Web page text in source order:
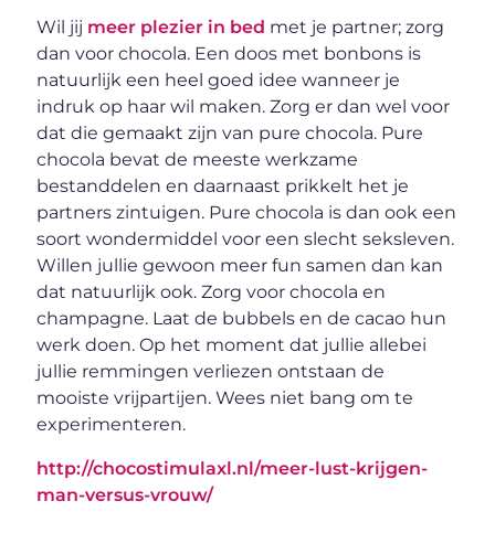
Wil jij meer plezier in bed met je partner; zorg
dan voor chocola. Een doos met bonbons is
natuurlijk een heel goed idee wanneer je
indruk op haar wil maken. Zorg er dan wel voor
dat die gemaakt zijn van pure chocola. Pure
chocola bevat de meeste werkzame
bestanddelen en daarnaast prikkelt het je
partners zintuigen. Pure chocola is dan ook een
soort wondermiddel voor een slecht seksleven.
Willen jullie gewoon meer fun samen dan kan
dat natuurlijk ook. Zorg voor chocola en
champagne. Laat de bubbels en de cacao hun
werk doen. Op het moment dat jullie allebei
jullie remmingen verliezen ontstaan de
mooiste vrijpartijen. Wees niet bang om te
experimenteren.
http://chocostimulaxl.nl/meer-lust-krijgen-
man-versus-vrouw/